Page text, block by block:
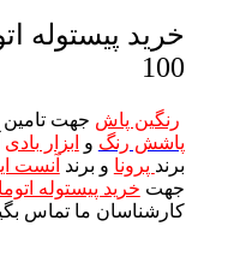
100
رنگین پاش جهت تامین
پاشش رنگ و ابزار بادی
برند پرونا و برند آنست
جهت خرید پیستوله
کارشناسان ما تماس